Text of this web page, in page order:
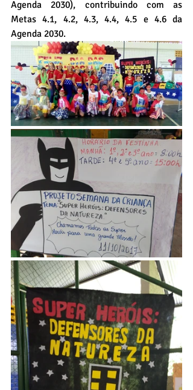
Agenda 2030), contribuindo com as
Metas 4.1, 4.2, 4.3, 4.4, 4.5 e 4.6 da
Agenda 2030.